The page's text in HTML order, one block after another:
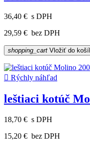
36,40 € s DPH
29,59 € bez DPH
shopping_cart Vložiť do
 Rýchly náhľad
leštiaci kotúč
18,70 € s DPH
15,20 € bez DPH